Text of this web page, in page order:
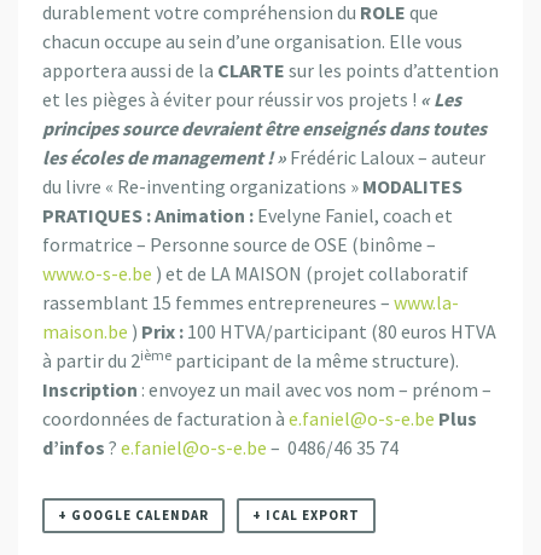
durablement votre compréhension du ROLE que
chacun occupe au sein d’une organisation. Elle vous
apportera aussi de la CLARTE sur les points d’attention
et les pièges à éviter pour réussir vos projets ! « Les
principes source devraient être enseignés dans toutes
les écoles de management ! » Frédéric Laloux – auteur
du livre « Re-inventing organizations » MODALITES
PRATIQUES :Animation : Evelyne Faniel, coach et
formatrice – Personne source de OSE (binôme –
www.o-s-e.be ) et de LA MAISON (projet collaboratif
rassemblant 15 femmes entrepreneures – www.la-
maison.be ) Prix : 100 HTVA/participant (80 euros HTVA
à partir du 2ième participant de la même structure).
Inscription : envoyez un mail avec vos nom – prénom –
coordonnées de facturation à e.faniel@o-s-e.be Plus
d’infos ? e.faniel@o-s-e.be – 0486/46 35 74
+ GOOGLE CALENDAR + ICAL EXPORT